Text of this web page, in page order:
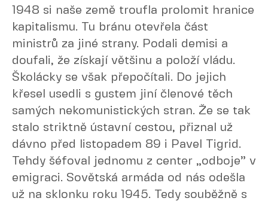
1948 si naše země troufla prolomit hranice
kapitalismu. Tu bránu otevřela část
ministrů za jiné strany. Podali demisi a
doufali, že získají většinu a položí vládu.
Školácky se však přepočítali. Do jejich
křesel usedli s gustem jiní členové těch
samých nekomunistických stran. Že se tak
stalo striktně ústavní cestou, přiznal už
dávno před listopadem 89 i Pavel Tigrid.
Tehdy šéfoval jednomu z center „odboje” v
emigraci. Sovětská armáda od nás odešla
už na sklonku roku 1945. Tedy souběžně s